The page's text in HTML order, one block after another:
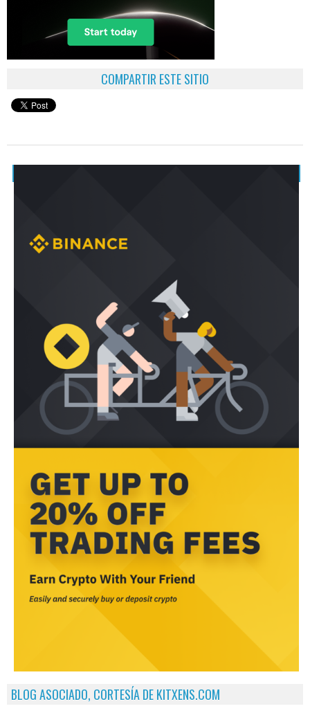
COMPARTIR ESTE SITIO
BLOG ASOCIADO, CORTESÍA DE KITXENS.COM